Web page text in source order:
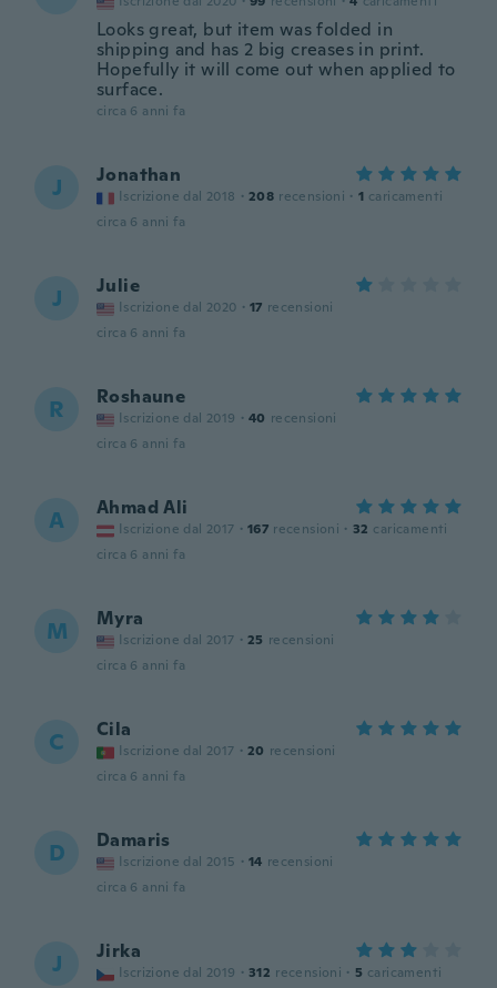
Looks great, but item was folded in
shipping and has 2 big creases in print.
Hopefully it will come out when applied to
surface.
circa 6 anni fa
J Jonathan
Iscrizione dal 2018 · 208 recensioni · 1 caricamenti
circa 6 anni fa
J Julie
Iscrizione dal 2020 · 17 recensioni
circa 6 anni fa
R Roshaune
Iscrizione dal 2019 · 40 recensioni
circa 6 anni fa
A Ahmad Ali
Iscrizione dal 2017 · 167 recensioni · 32 caricamenti
circa 6 anni fa
M Myra
Iscrizione dal 2017 · 25 recensioni
circa 6 anni fa
C Cila
Iscrizione dal 2017 · 20 recensioni
circa 6 anni fa
D Damaris
Iscrizione dal 2015 · 14 recensioni
circa 6 anni fa
J Jirka
Iscrizione dal 2019 · 312 recensioni · 5 caricamenti